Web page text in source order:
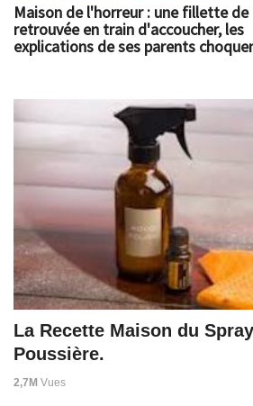
Maison de l'horreur : une fillette de
retrouvée en train d'accoucher, les
explications de ses parents
La Recette Maison du
Poussière.
2,7M Vues